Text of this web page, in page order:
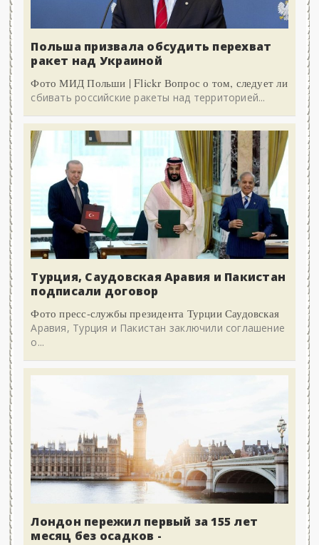
Польша призвала обсудить перехват
ракет над Украиной
Фото МИД Польши | Flickr Вопрос о том, следует ли
сбивать российские ракеты над территорией...
Турция, Саудовская Аравия и Пакистан
подписали договор
Фото пресс-службы президента Турции Саудовская
Аравия, Турция и Пакистан заключили соглашение
о...
Лондон пережил первый за 155 лет
месяц без осадков -